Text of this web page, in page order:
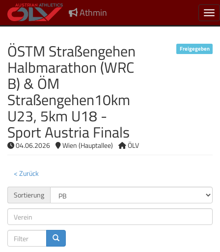
Athmin
ÖSTM Straßengehen
Halbmarathon (WRC
B) & ÖM
Straßengehen10km
U23, 5km U18 -
Sport Austria Finals
Freigegeben
04.06.2026 Wien (Hauptallee) ÖLV
< Zurück
Sortierung